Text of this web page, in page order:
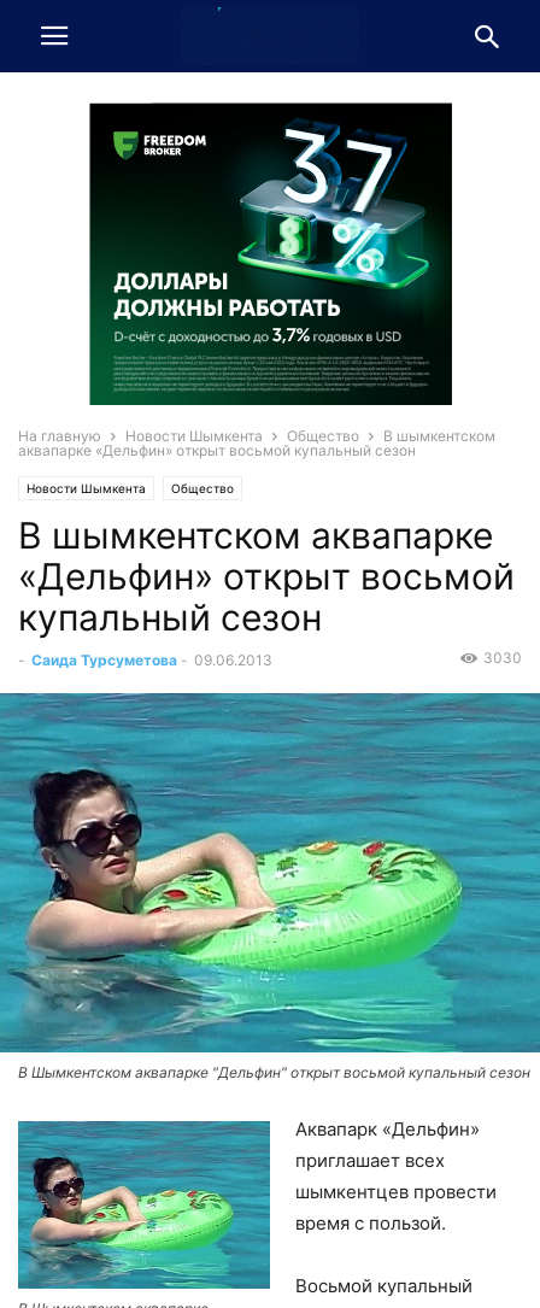
На главную Новости Шымкента Общество
В шымкентском
аквапарке «Дельфин» открыт восьмой купальный сезон
Новости Шымкента Общество
В шымкентском аквапарке
«Дельфин» открыт восьмой
купальный сезон
- Саида Турсуметова - 09.06.2013 3030
В Шымкентском аквапарке "Дельфин" открыт восьмой купальный сезон
Аквапарк «Дельфин»
приглашает всех
шымкентцев провести
время с пользой.
Восьмой купальный